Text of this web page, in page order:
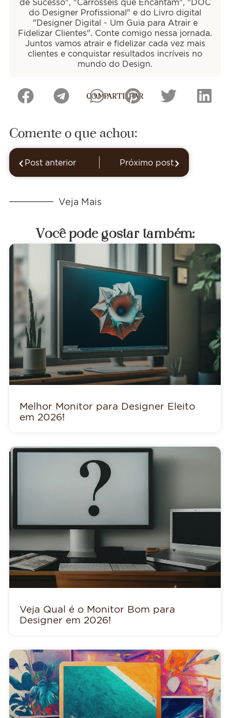
de Sucesso", "Carrosséis que Encantam", "DOC
do Designer Profissional" e do Livro digital
"Designer Digital - Um Guia para Atrair e
Fidelizar Clientes". Conte comigo nessa jornada.
Juntos vamos atrair e fidelizar cada vez mais
clientes e conquistar resultados incríveis no
mundo do Design.
COMPARTILHAR
Comente o que achou:
Post anterior Próximo post
Veja Mais
Você pode gostar também:
Melhor Monitor para Designer Eleito
em 2026!
Veja Qual é o Monitor Bom para
Designer em 2026!